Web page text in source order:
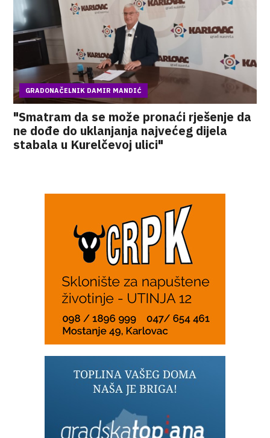
GRADONAČELNIK DAMIR MANDIĆ
"Smatram da se može pronaći rješenje da
ne dođe do uklanjanja najvećeg dijela
stabala u Kurelčevoj ulici"